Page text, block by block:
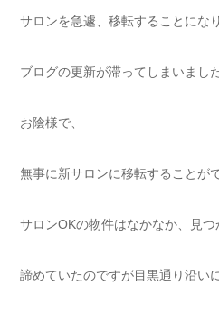
サロンを急遽、移転することになり
ブログの更新が滞ってしまいました
お陰様で、
無事に新サロンに移転することが
サロンOKの物件はなかなか、見つ
諦めていたのですが目黒通り沿い